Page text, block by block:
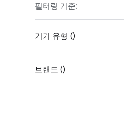
필터링 기준:
기기 유형 ()
태그
내장
브랜드 ()